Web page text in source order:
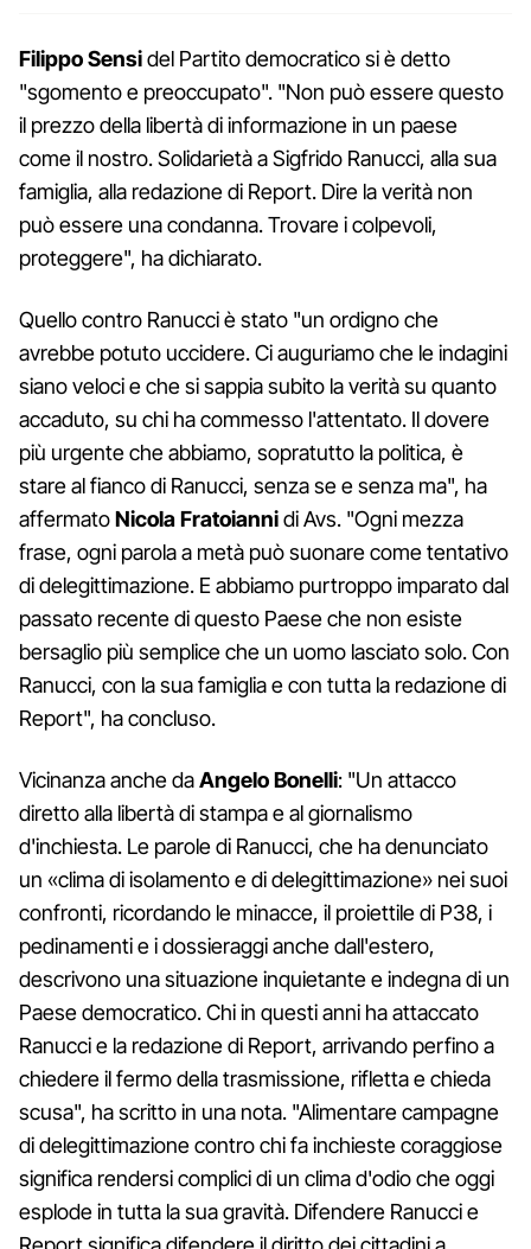
Filippo Sensidel Partito democratico si è detto
"sgomento e preoccupato". "Non può essere questo
il prezzo della libertà di informazione in un paese
come il nostro. Solidarietà a Sigfrido Ranucci, alla sua
famiglia, alla redazione di Report. Dire la verità non
può essere una condanna. Trovare i colpevoli,
proteggere", ha dichiarato.
Quello contro Ranucci è stato "un ordigno che
avrebbe potuto uccidere. Ci auguriamo che le indagini
siano veloci e che si sappia subito la verità su quanto
accaduto, su chi ha commesso l'attentato. Il dovere
più urgente che abbiamo, sopratutto la politica, è
stare al fianco di Ranucci, senza se e senza ma", ha
affermatoNicola Fratoiannidi Avs. "Ogni mezza
frase, ogni parola a metà può suonare come tentativo
di delegittimazione. E abbiamo purtroppo imparato dal
passato recente di questo Paese che non esiste
bersaglio più semplice che un uomo lasciato solo. Con
Ranucci, con la sua famiglia e con tutta la redazione di
Report", ha concluso.
Vicinanza anche daAngelo Bonelli: "Un attacco
diretto alla libertà di stampa e al giornalismo
d'inchiesta. Le parole di Ranucci, che ha denunciato
un «clima di isolamento e di delegittimazione» nei suoi
confronti, ricordando le minacce, il proiettile di P38, i
pedinamenti e i dossieraggi anche dall'estero,
descrivono una situazione inquietante e indegna di un
Paese democratico. Chi in questi anni ha attaccato
Ranucci e la redazione di Report, arrivando perfino a
chiedere il fermo della trasmissione, rifletta e chieda
scusa", ha scritto in una nota. "Alimentare campagne
di delegittimazione contro chi fa inchieste coraggiose
significa rendersi complici di un clima d'odio che oggi
esplode in tutta la sua gravità. Difendere Ranucci e